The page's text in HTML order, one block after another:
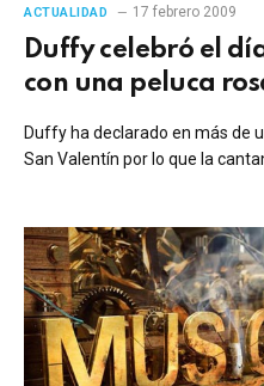
ACTUALIDAD 17 febrero 2009
Duffy celebró el
con una peluca
Duffy ha declarado en más de
San Valentín por lo que la